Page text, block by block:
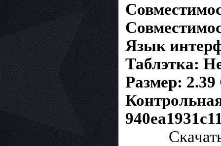
Язык
Таблэтка:
Размер: 2.39